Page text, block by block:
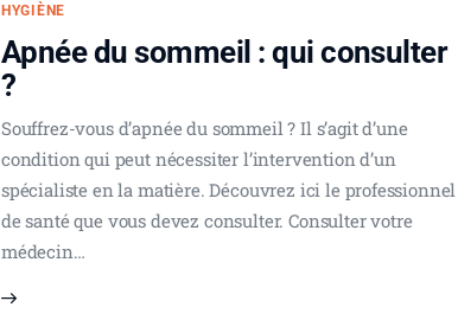
HYGIÈNE
Apnée du sommeil : qui consulter
?
Souffrez-vous d’apnée du sommeil ? Il s’agit d’une
condition qui peut nécessiter l’intervention d’un
spécialiste en la matière. Découvrez ici le professionnel
de santé que vous devez consulter. Consulter votre
médecin…